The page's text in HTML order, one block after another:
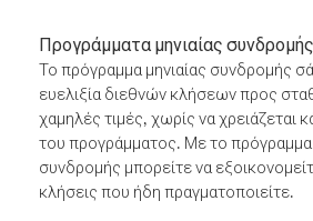
Προγράμματα μηνιαίας συνδρομής
Το πρόγραμμα μηνιαίας συνδρομής
ευελιξία διεθνών κλήσεων προς
χαμηλές τιμές, χωρίς να
του προγράμματος. Με το πρόγραμμα
συνδρομής μπορείτε να
κλήσεις που ήδη πραγματοποιείτε.